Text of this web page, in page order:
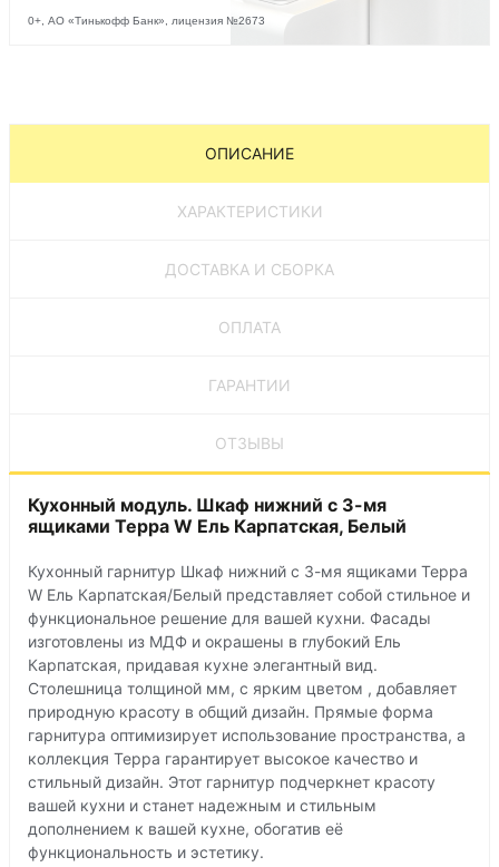
0+, АО «Тинькофф Банк», лицензия №2673
ОПИСАНИЕ
ХАРАКТЕРИСТИКИ
ДОСТАВКА И СБОРКА
ОПЛАТА
ГАРАНТИИ
ОТЗЫВЫ
Кухонный модуль. Шкаф нижний с 3-мя
ящиками Терра W Ель Карпатская, Белый
Кухонный гарнитур Шкаф нижний с 3-мя ящиками Терра
W Ель Карпатская/Белый представляет собой стильное и
функциональное решение для вашей кухни. Фасады
изготовлены из МДФ и окрашены в глубокий Ель
Карпатская, придавая кухне элегантный вид.
Столешница толщиной мм, с ярким цветом , добавляет
природную красоту в общий дизайн. Прямые форма
гарнитура оптимизирует использование пространства, а
коллекция Терра гарантирует высокое качество и
стильный дизайн. Этот гарнитур подчеркнет красоту
вашей кухни и станет надежным и стильным
дополнением к вашей кухне, обогатив её
функциональность и эстетику.